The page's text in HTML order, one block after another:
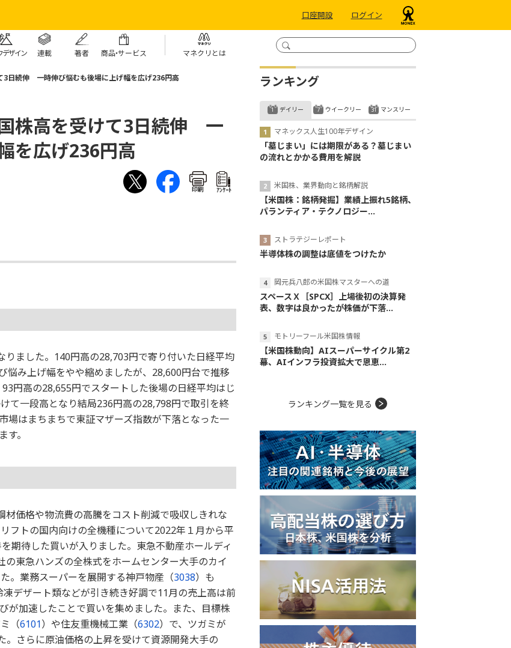
口座開設 ログイン
デザイン 連載 著者 商品・サービス マネクリとは
3日続伸 一時伸び悩むも後場に上げ幅を広げ236円高
国株高を受けて3日続伸 一
を広げ236円高
印刷 ｱﾝｹｰﾄ
ました。140円高の28,703円で寄り付いた日経平均
悩み上げ幅をやや縮めましたが、28,600円台で推移
円高の28,655円でスタートした後場の日経平均はじ
て一段高となり結局236円高の28,798円で取引を終
場はまちまちで東証マザーズ指数が下落となった一
。
材価格や物流費の高騰をコスト削減で吸収しきれな
フトの国内向けの全機種について2022年１月から平
期待した買いが入りました。東急不動産ホールディ
の東急ハンズの全株式をホームセンター大手のカイ
。業務スーパーを展開する神戸物産（3038）も
デザート類などが引き続き好調で11月の売上高は前
が加速したことで買いを集めました。また、目標株
（6101）や住友重機械工業（6302）で、ツガミが
さらに原油価格の上昇を受けて資源開発大手の
ランキング
デイリー
マネックス人生100年デザイン
「墓じまい」には期限がある？墓じまい
の流れとかかる費用を解説
米国株、業界動向と銘柄解説
【米国株：銘柄発掘】業績上振れ5銘柄、
パランティア・テクノロジー...
ストラテジーレポート
半導体株の調整は底値をつけたか
岡元兵八郎の米国株マスターへの道
スペースＸ［SPCX］上場後初の決算発
表、数字は良かったが株価が下落...
モトリーフール米国株情報
【米国株動向】AIスーパーサイクル第2
幕、AIインフラ投資拡大で恩恵...
ウイークリー マンスリー
ランキング一覧を見る